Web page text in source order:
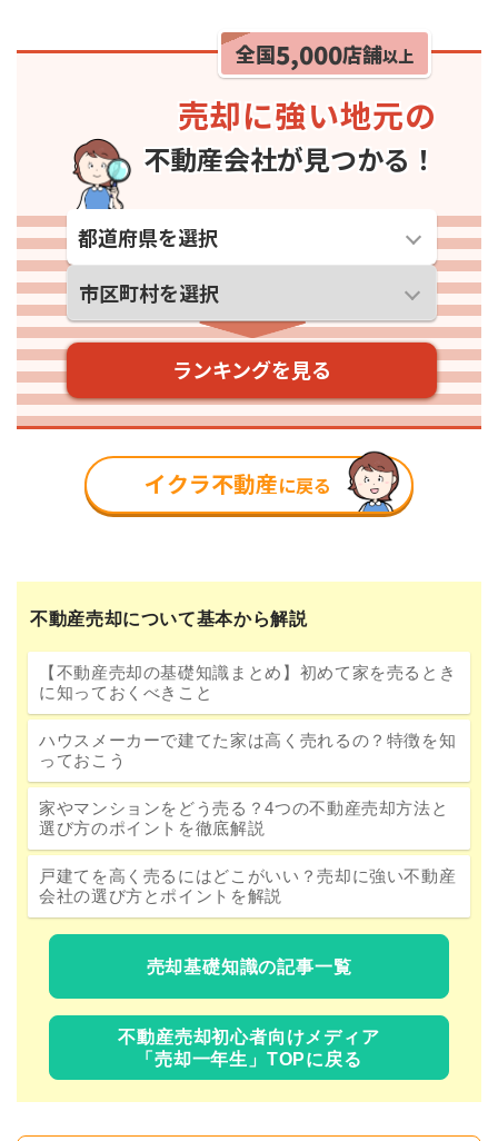
不動産売却について基本から解説
【不動産売却の基礎知識まとめ】初めて家を売るとき
に知っておくべきこと
ハウスメーカーで建てた家は高く売れるの？特徴を知
っておこう
家やマンションをどう売る？4つの不動産売却方法と
選び方のポイントを徹底解説
戸建てを高く売るにはどこがいい？売却に強い不動産
会社の選び方とポイントを解説
売却基礎知識の記事一覧
不動産売却初心者向けメディア
「売却一年生」TOPに戻る